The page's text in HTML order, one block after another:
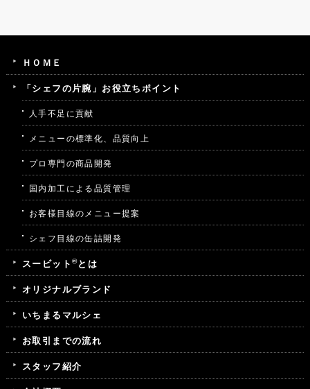
ＨＯＭＥ
「シェフの片腕」お役立ちポイント
人手不足に貢献
メニューの標準化、品質向上
プロ専門の商品開発
国内加工による品質管理
お客様目線のメニュー提案
シェフ目線の缶詰開発
スービット ®とは
オリジナルブランド
いちまるマルシェ
お取引までの流れ
スタッフ紹介